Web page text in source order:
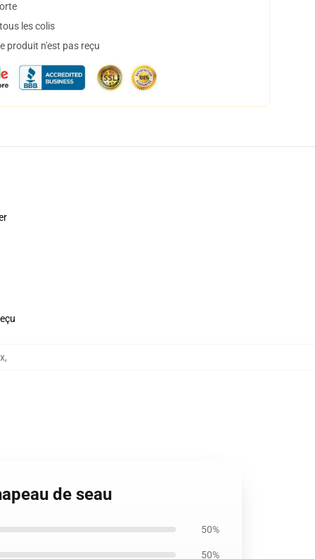
les colis
produit n'est pas reçu
,
de seau
50%
50%